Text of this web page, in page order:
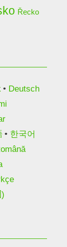
Řecko
Deutsch
한국어